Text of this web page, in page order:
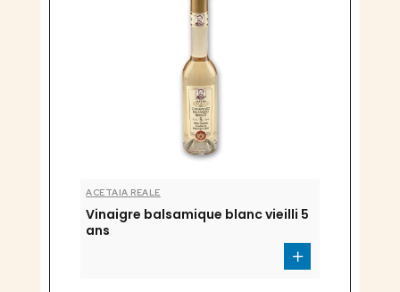
ACETAIA REALE
Vinaigre balsamique blanc vieilli 5
ans